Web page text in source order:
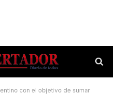
con el objetivo de sumar